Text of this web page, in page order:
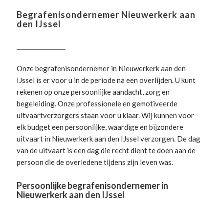
Begrafenisondernemer Nieuwerkerk aan
den IJssel
Onze begrafenisondernemer in Nieuwerkerk aan den
IJssel is er voor u in de periode na een overlijden. U kunt
rekenen op onze persoonlijke aandacht, zorg en
begeleiding.Onze professionele en gemotiveerde
uitvaartverzorgers staan voor u klaar. Wij kunnen voor
elk budget een persoonlijke, waardige en bijzondere
uitvaart in Nieuwerkerk aan den IJssel verzorgen. De dag
van de uitvaart is een dag die recht dient te doen aan de
persoon die de overledene tijdens zijn leven was.
Persoonlijke begrafenisondernemer in
Nieuwerkerk aan den IJssel